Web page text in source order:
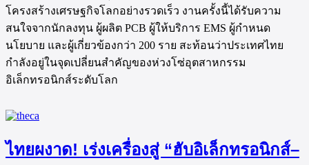
โครงสร้างเศรษฐกิจโลกอย่างรวดเร็ว งานครั้งนี้ได้รับความ
สนใจจากนักลงทุน ผู้ผลิต PCB ผู้ให้บริการ EMS ผู้กำหนด
นโยบาย และผู้เกี่ยวข้องกว่า 200 ราย สะท้อนว่าประเทศไทย
กำลังอยู่ในจุดเปลี่ยนสำคัญของห่วงโซ่อุตสาหกรรม
อิเล็กทรอนิกส์ระดับโลก
ไทยผงาด! เร่งเครื่องสู่ “ฮับอิเล็กทรอนิกส์–